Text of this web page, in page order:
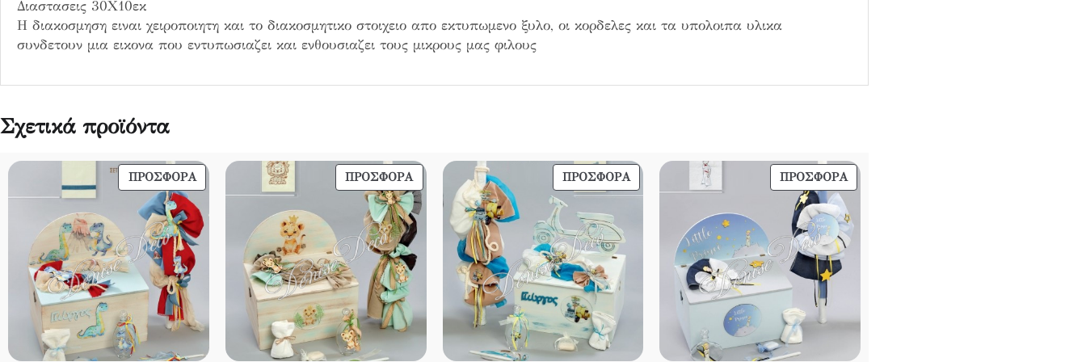
ό
τ
τ
Διαστασεις 30Χ10εκ
Η διακοσμηση ειναι χειροποιητη και το διακοσμητικο στοιχειο απο εκτυπωμενο ξυλο, οι κορδελες και τα υπολοιπα υλικα
συνδετουν μια εικονα που εντυπωσιαζει και ενθουσιαζει τους μικρους μας φιλους
Σχετικά προϊόντα
ΠΡΟΣΦΟΡΆΠΡΟΪΌΝ
ΠΡΟΣΦΟΡΆ
ΠΡΟΣΦΟΡΆΠΡΟΪΌΝ
ΣΕ
ΠΡΟΣΦΟΡΆ
ΠΡΟΣΦΟΡΆΠΡΟΪΌΝ
ΣΕ
ΠΡΟΣΦΟΡΆΠΡΟΪΌΝ
ΠΡΟΣΦΟΡΆ